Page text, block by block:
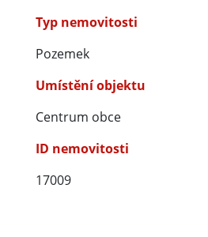
Typ nemovitosti
Pozemek
Umístění objektu
Centrum obce
ID nemovitosti
17009